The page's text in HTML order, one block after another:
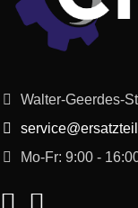
Bosch
Bosch
Walter-Geerdes-
Mo-Fr: 9:00 -